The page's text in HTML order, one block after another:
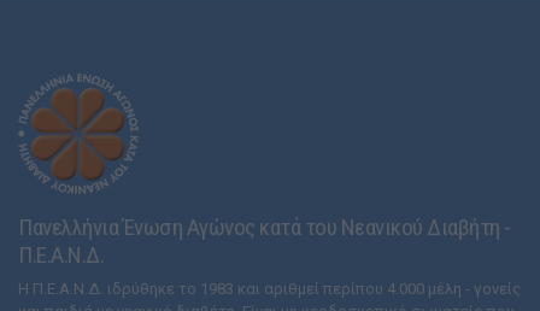
Πανελλήνια Ένωση Αγώνος κατά του Νεανικού Διαβήτη -
Π.Ε.Α.Ν.Δ.
Η Π.Ε.Α.Ν.Δ. ιδρύθηκε το 1983 και αριθμεί περίπου 4.000 μέλη - γονείς